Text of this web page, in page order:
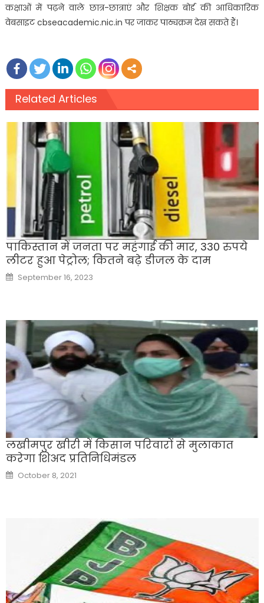
कक्षाओं में पढ़ने वाले छात्र-छात्राएं और शिक्षक बोर्ड की आधिकारिक
वेबसाइट cbseacademic.nic.in पर जाकर पाठ्यक्रम देख सकते हैं।
Related Articles
पाकिस्तान में जनता पर महंगाई की मार, 330 रुपये
लीटर हुआ पेट्रोल; कितने बढ़े डीजल के दाम
Posted
on
September 16, 2023
लखीमपुर खीरी में किसान परिवारों से मुलाकात
करेगा शिअद प्रतिनिधिमंडल
Posted
on
October 8, 2021